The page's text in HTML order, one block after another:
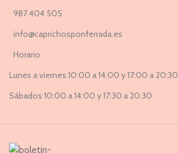
987 404 505
info@caprichosponferrada.es
Horario
Lunes a viernes 10:00 a 14:00 y 17:00 a 20:30
Sábados 10:00 a 14:00 y 17:30 a 20:30